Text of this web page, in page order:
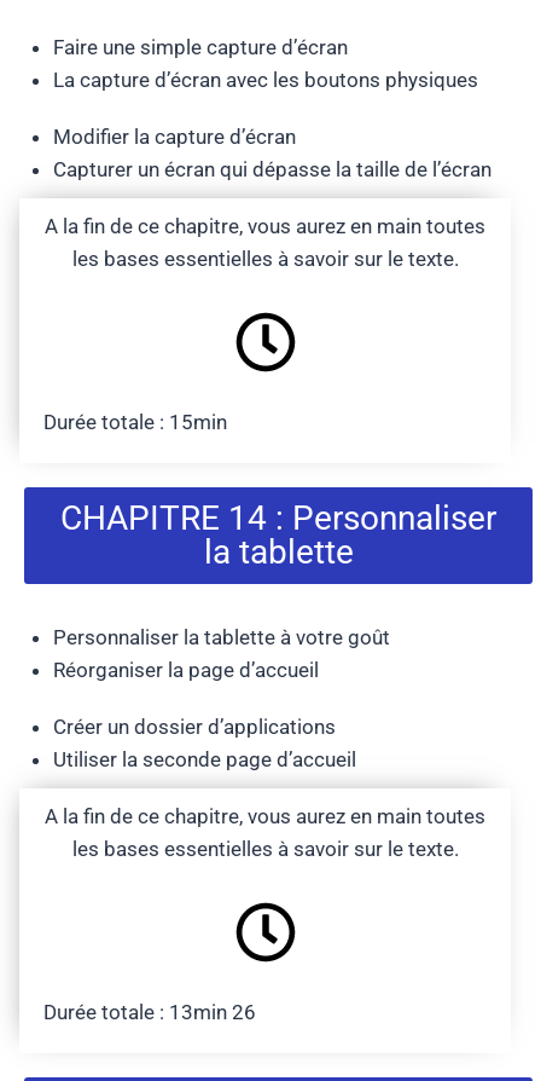
Faire une simple capture d’écran
La capture d’écran avec les boutons physiques
Modifier la capture d’écran
Capturer un écran qui dépasse la taille de l’écran
A la fin de ce chapitre, vous aurez en main toutes
les bases essentielles à savoir sur le texte.
Durée totale : 15min
CHAPITRE 14 : Personnaliser
la tablette
Personnaliser la tablette à votre goût
Réorganiser la page d’accueil
Créer un dossier d’applications
Utiliser la seconde page d’accueil
A la fin de ce chapitre, vous aurez en main toutes
les bases essentielles à savoir sur le texte.
Durée totale : 13min 26